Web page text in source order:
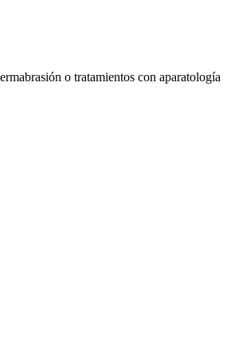
o tratamientos con aparatología